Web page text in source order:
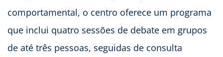
comportamental, o centro oferece um programa
que inclui quatro sessões de debate em grupos
de até três pessoas, seguidas de consulta